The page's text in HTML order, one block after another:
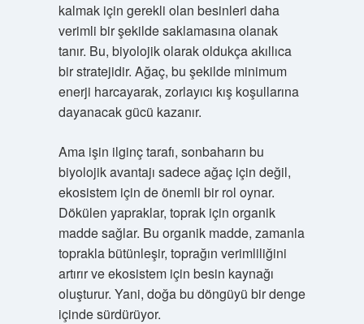
kalmak için gerekli olan besinleri daha
verimli bir şekilde saklamasına olanak
tanır. Bu, biyolojik olarak oldukça akıllıca
bir stratejidir. Ağaç, bu şekilde minimum
enerji harcayarak, zorlayıcı kış koşullarına
dayanacak gücü kazanır.
Ama işin ilginç tarafı, sonbaharın bu
biyolojik avantajı sadece ağaç için değil,
ekosistem için de önemli bir rol oynar.
Dökülen yapraklar, toprak için organik
madde sağlar. Bu organik madde, zamanla
toprakla bütünleşir, toprağın verimliliğini
artırır ve ekosistem için besin kaynağı
oluşturur. Yani, doğa bu döngüyü bir denge
içinde sürdürüyor.